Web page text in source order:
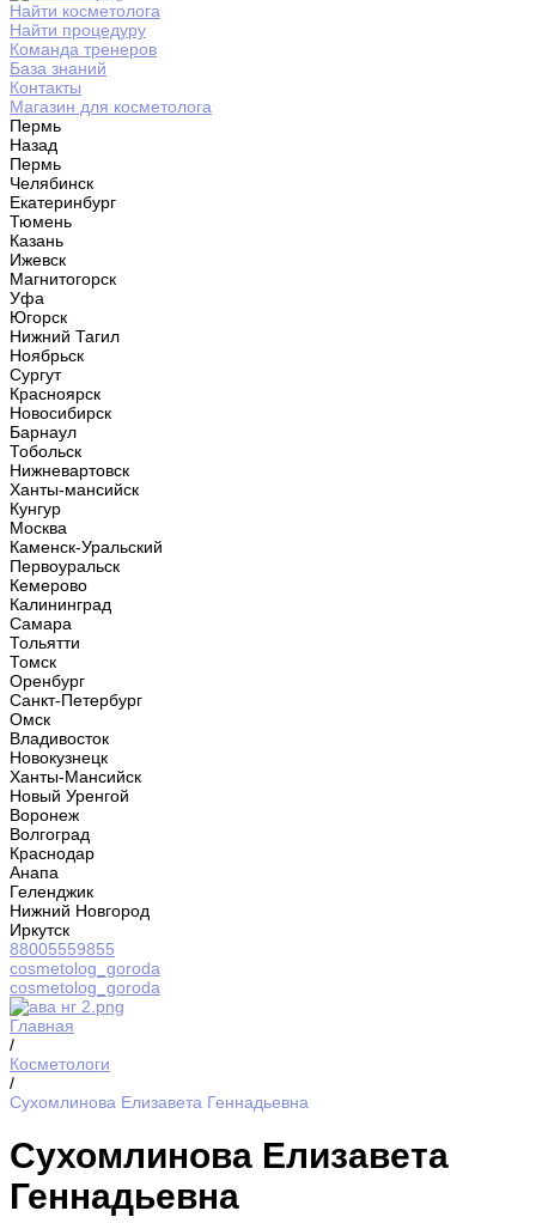
Найти косметолога
Найти процедуру
Команда тренеров
База знаний
Контакты
Магазин для косметолога
Пермь
Назад
Пермь
Челябинск
Екатеринбург
Тюмень
Казань
Ижевск
Магнитогорск
Уфа
Югорск
Нижний Тагил
Ноябрьск
Сургут
Красноярск
Новосибирск
Барнаул
Тобольск
Нижневартовск
Ханты-мансийск
Кунгур
Москва
Каменск-Уральский
Первоуральск
Кемерово
Калининград
Самара
Тольятти
Томск
Оренбург
Санкт-Петербург
Омск
Владивосток
Новокузнецк
Ханты-Мансийск
Новый Уренгой
Воронеж
Волгоград
Краснодар
Анапа
Геленджик
Нижний Новгород
Иркутск
88005559855
cosmetolog_goroda
cosmetolog_goroda
Главная
/
Косметологи
/
Сухомлинова Елизавета Геннадьевна
Сухомлинова Елизавета
Геннадьевна